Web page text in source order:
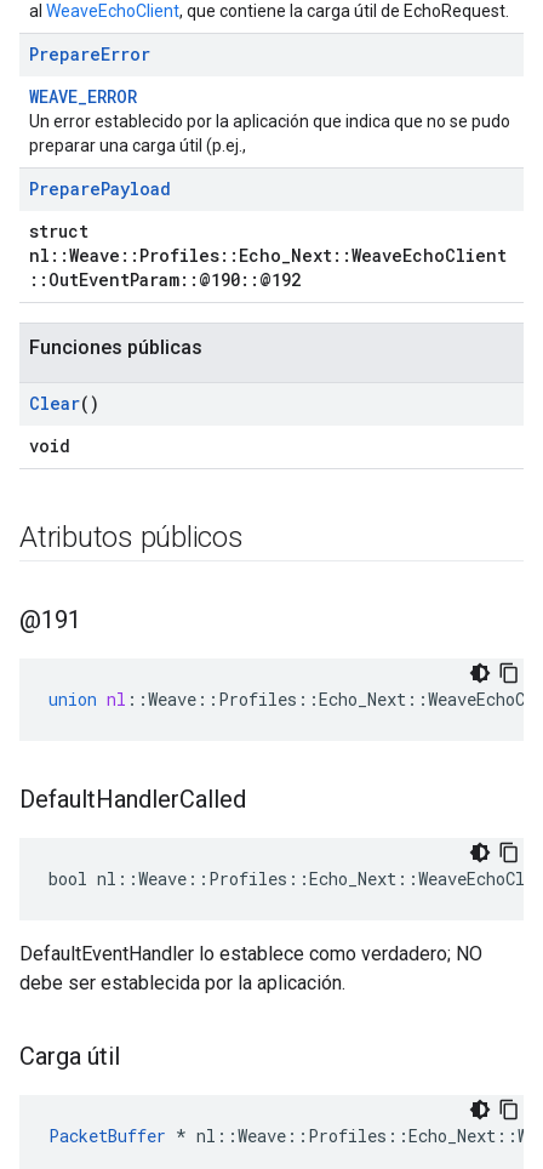
al WeaveEchoClient, que contiene la carga útil de EchoRequest.
PrepareError
WEAVE_ERROR
Un error establecido por la aplicación que indica que no se pudo
preparar una carga útil (p.ej.,
PreparePayload
struct
nl::Weave::Profiles::Echo_Next::WeaveEchoClient
::OutEventParam::@190::@192
Funciones públicas
Clear()
void
Atributos públicos
@191
union nl ::Weave :: Profiles ::Echo_Next ::
DefaultHandlerCalled
bool
DefaultEventHandler lo establece como verdadero; NO
debe ser establecida por la aplicación.
Carga útil
PacketBuffer * nl ::Weave :: Profiles ::Echo_Next ::